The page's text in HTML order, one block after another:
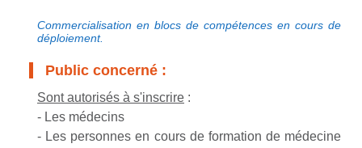
Commercialisation en blocs de compétences en cours de
déploiement.
Public concerné :
Sont autorisés à s'inscrire :
- Les médecins
- Les personnes en cours de formation de médecine